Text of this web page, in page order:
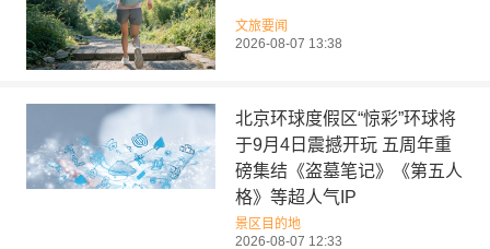
文旅要闻
2026-08-07 13:38
北京环球度假区“惊彩”环球将
于9月4日震撼开玩 五周年重
磅集结《盗墓笔记》《第五人
格》等超人气IP
景区目的地
2026-08-07 12:33